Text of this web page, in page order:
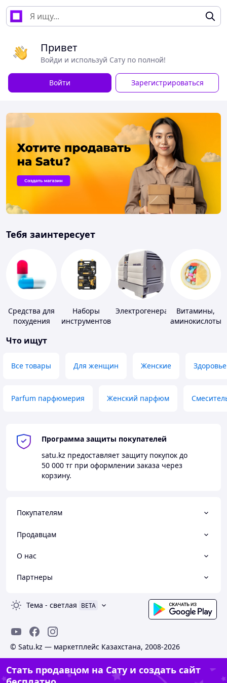
Привет
Войди и используй Сату по полной!
Войти Зарегистрироваться
Тебя заинтересует
Средства для
похудения
Наборы
инструментов
ЭлектрогенераторыВитамины,
аминокислоты
Что ищут
Все товары Для женщин Женские Здоровье
Parfum парфюмерия Женский парфюм
Программа защиты покупателей
satu.kz предоставляет защиту покупок до
50 000 тг при оформлении заказа через
корзину.
Покупателям
Продавцам
О нас
Партнеры
Тема - светлая BETA
© Satu.kz — маркетплейс Казахстана, 2008-2026
Стать продавцом на Сату и создать сайт